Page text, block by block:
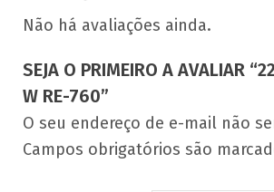
Não há avaliações ainda.
SEJA O PRIMEIRO A AVALIAR
W RE-760”
O seu endereço de e-mail não
Campos obrigatórios são